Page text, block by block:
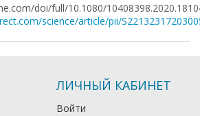
doi/full/10.1080/
science/article/pii/
ЛИЧНЫЙ КАБИНЕТ
Войти